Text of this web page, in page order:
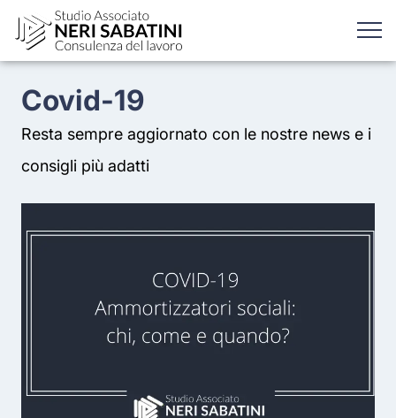
Covid-19
Resta sempre aggiornato con le nostre news e i
consigli più adatti